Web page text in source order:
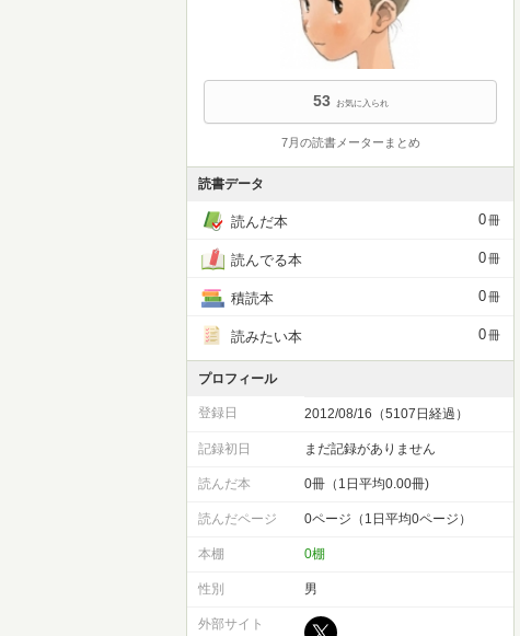
53 お気に入られ
7月の読書メーターまとめ
読書データ
読んだ本 0冊
読んでる本 0冊
積読本 0冊
読みたい本 0冊
プロフィール
登録日 2012/08/16（5107日経過）
記録初日 まだ記録がありません
読んだ本 0冊（1日平均0.00冊)
読んだページ 0ページ（1日平均0ページ）
本棚 0棚
性別 男
外部サイト